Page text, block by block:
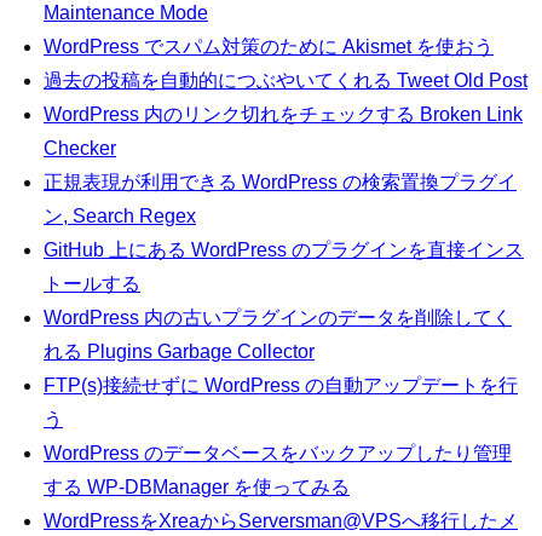
Maintenance Mode
WordPress でスパム対策のために Akismet を使おう
過去の投稿を自動的につぶやいてくれる Tweet Old Post
WordPress 内のリンク切れをチェックする Broken Link
Checker
正規表現が利用できる WordPress の検索置換プラグイ
ン, Search Regex
GitHub 上にある WordPress のプラグインを直接インス
トールする
WordPress 内の古いプラグインのデータを削除してく
れる Plugins Garbage Collector
FTP(s)接続せずに WordPress の自動アップデートを行
う
WordPress のデータベースをバックアップしたり管理
する WP-DBManager を使ってみる
WordPressをXreaからServersman@VPSへ移行したメ